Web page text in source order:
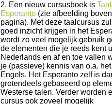
2. Een nieuw cursusboek is
Esperanto (zie afbeelding
pagina). Met deze taalcursus
goed inzicht krijgen in het
wordt zo veel mogelijk gebruik
de elementen die je reeds kent
Nederlands en af en toe vallen
je (passieve) kennis van o.a.
Engels. Het Esperanto zelf is
grotendeels gebaseerd op
Westerse talen. Verder worden
cursus ook zoveel mogelijk